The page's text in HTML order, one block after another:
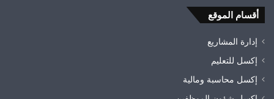
أقسام الموقع
إدارة المشاريع
إكسل للتعليم
إكسل محاسبة ومالية